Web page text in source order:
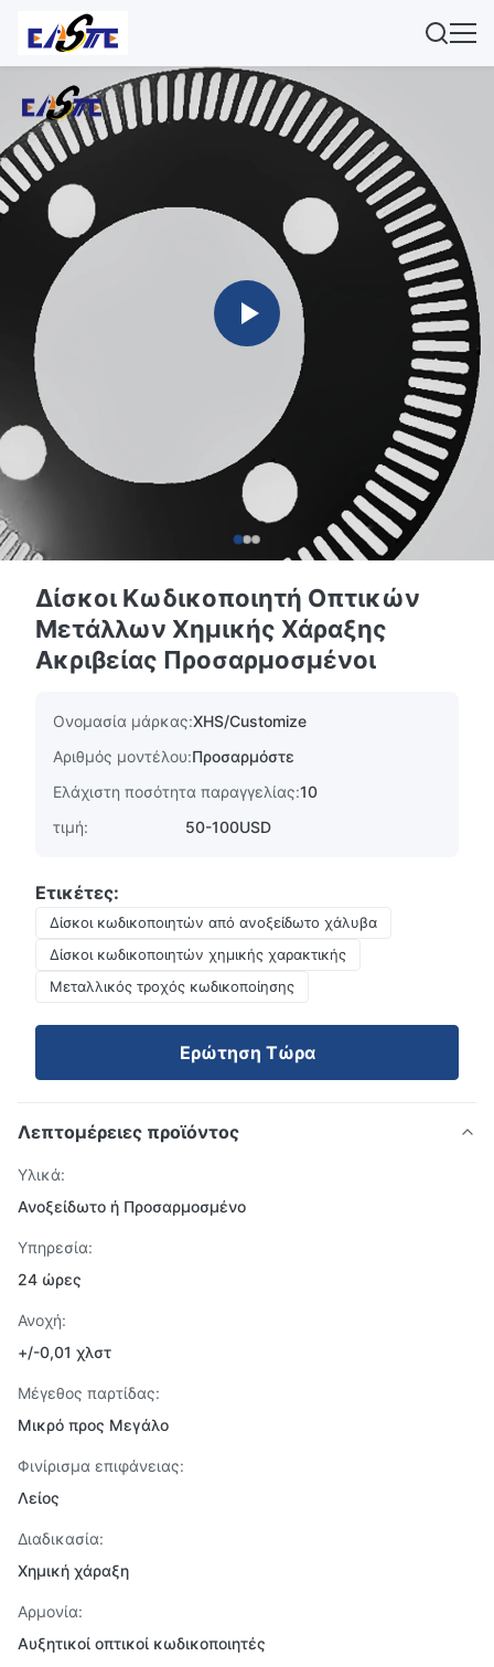
Δίσκοι Κωδικοποιητή Οπτικών
Μετάλλων Χημικής Χάραξης
Ακριβείας Προσαρμοσμένοι
Ονομασία μάρκας:XHS/Customize
Αριθμός μοντέλου:Προσαρμόστε
Ελάχιστη ποσότητα παραγγελίας:10
τιμή:
50-100USD
Ετικέτες:
Δίσκοι κωδικοποιητών από ανοξείδωτο χάλυβα
Δίσκοι κωδικοποιητών χημικής χαρακτικής
Μεταλλικός τροχός κωδικοποίησης
Ερώτηση Τώρα
Λεπτομέρειες προϊόντος
Υλικά:
Ανοξείδωτο ή Προσαρμοσμένο
Υπηρεσία:
24 ώρες
Ανοχή:
+/-0,01 χλστ
Μέγεθος παρτίδας:
Μικρό προς Μεγάλο
Φινίρισμα επιφάνειας:
Λείος
Διαδικασία:
Χημική χάραξη
Αρμονία:
Αυξητικοί οπτικοί κωδικοποιητές